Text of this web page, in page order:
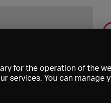
for the operation of the
You can manage